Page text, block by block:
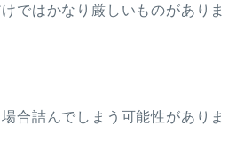
ではかなり厳しいものがありま
合詰んでしまう可能性がありま